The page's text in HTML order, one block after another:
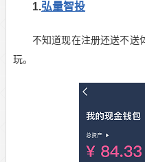
1.弘量智投
不知道现在注册还送不送
玩。